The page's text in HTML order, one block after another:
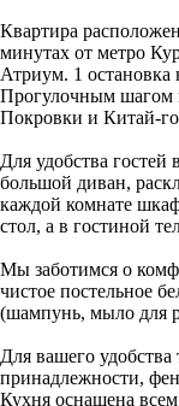
Квартира
минутах от метро
Атриум. 1
Прогулочным шагом
Покровки и Китай-
Для удобства гостей
большой диван,
каждой комнате
стол, а в гостиной
Мы заботимся о
чистое постельное
(шампунь, мыло для
Для вашего
принадлежности,
Кухня оснащена